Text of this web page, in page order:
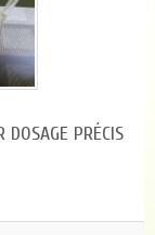
PRÉCIS